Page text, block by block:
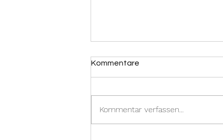
TR-Camp in Rum
Kommentare
Kommentar verfassen...